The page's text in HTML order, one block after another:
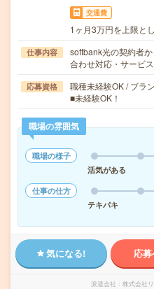
交通費
1ヶ月3万円を上限と
仕事内容
softbank光の契約者
合わせ対応・サービ
応募資格
職種未経験OK / ブラ
■未経験OK！
職場の雰囲気
職場の様子
活気がある
仕事の仕方
テキパキ
気になる! 応
派遣会社 株式会社